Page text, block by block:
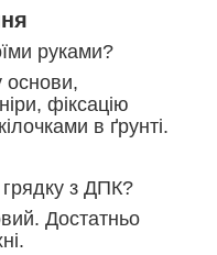
руками?
основи,
фіксацію
в ґрунті.
з ДПК?
Достатньо